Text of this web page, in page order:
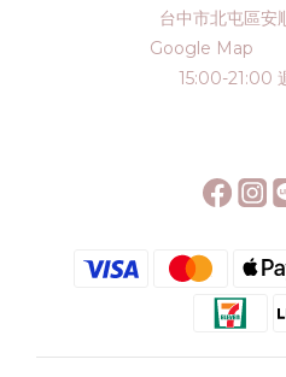
台中市北屯區安
Google Map
15:00-21:00